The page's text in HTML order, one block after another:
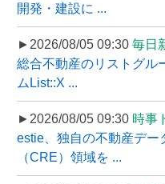
開発・建設に ...
►2026/08/05 09:30 毎日
総合不動産のリストグル
ムList::X ...
►2026/08/05 09:30 時事
estie、独自の不動産デー
（CRE）領域を ...